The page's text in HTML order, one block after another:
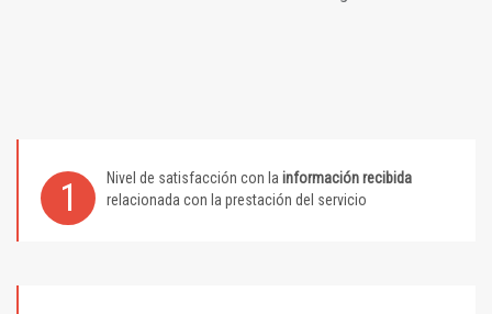
1 Nivel de satisfacción con la información recibida
relacionada con la prestación del servicio